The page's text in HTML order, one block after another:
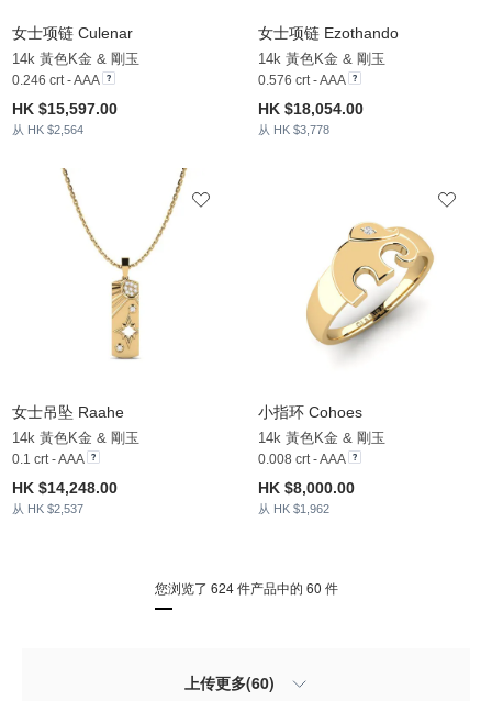
女士项链 Culenar
14k 黃色K金 & 剛玉
0.246 crt - AAA
HK $15,597.00
从 HK $2,564
女士项链 Ezothando
14k 黃色K金 & 剛玉
0.576 crt - AAA
HK $18,054.00
从 HK $3,778
女士吊坠 Raahe
14k 黃色K金 & 剛玉
0.1 crt - AAA
HK $14,248.00
从 HK $2,537
小指环 Cohoes
14k 黃色K金 & 剛玉
0.008 crt - AAA
HK $8,000.00
从 HK $1,962
您浏览了 624 件产品中的 60 件
上传更多(60)